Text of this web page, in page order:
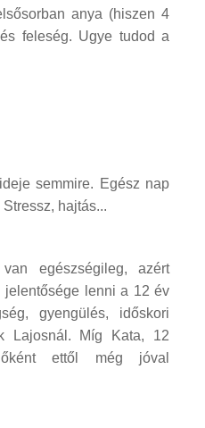
anya (hiszen 4
feleség. Ugye tudod a
semmire. Egész nap
hajtás...
egészségileg, azért
lenni a 12 év
gyengülés, időskori
Lajosnál. Míg Kata, 12
ettől még jóval